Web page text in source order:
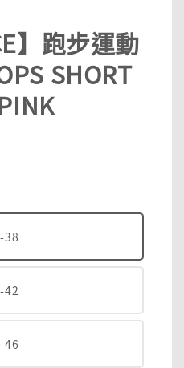
】跑步運動
SHORT
38
42
46